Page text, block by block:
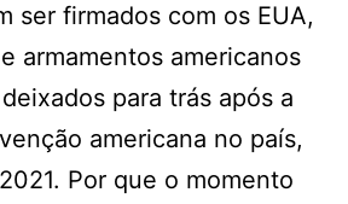
ser firmados com os EUA,
armamentos americanos
para trás após a
americana no país,
Por que o momento